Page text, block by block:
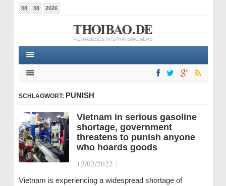
08 08 2026
SCHLAGWORT: PUNISH
Vietnam in serious gasoline
shortage, government
threatens to punish anyone
who hoards goods
12/02/2022 |
Vietnam is experiencing a widespread shortage of